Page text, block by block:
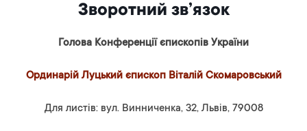
Зворотний зв’язок
Голова Конференції єпископів України
Ординарій Луцький єпископ Віталій Скомаровський
Для листів: вул. Винниченка, 32, Львів, 79008